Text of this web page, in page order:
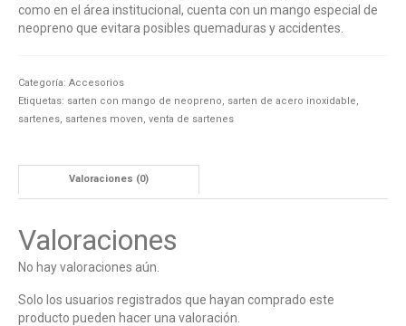
como en el área institucional, cuenta con un mango especial de
neopreno que evitara posibles quemaduras y accidentes.
Categoría: Accesorios
Etiquetas: sarten con mango de neopreno, sarten de acero inoxidable,
sartenes, sartenes moven, venta de sartenes
Valoraciones (0)
Valoraciones
No hay valoraciones aún.
Solo los usuarios registrados que hayan comprado este
producto pueden hacer una valoración.